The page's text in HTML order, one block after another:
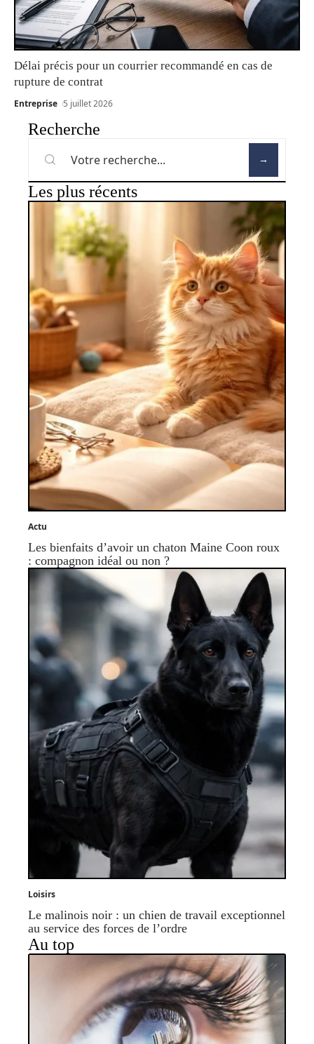
Délai précis pour un courrier recommandé en cas de
rupture de contrat
Entreprise 5 juillet 2026
Recherche
Les plus récents
Actu
Les bienfaits d’avoir un chaton Maine Coon roux
: compagnon idéal ou non ?
Loisirs
Le malinois noir : un chien de travail exceptionnel
au service des forces de l’ordre
Au top